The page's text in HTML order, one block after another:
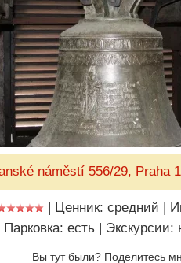
náměstí 556/29, Praha 1
| Ценник: средний |
Парковка: есть | Экскурсии:
Вы тут были? Поделитесь